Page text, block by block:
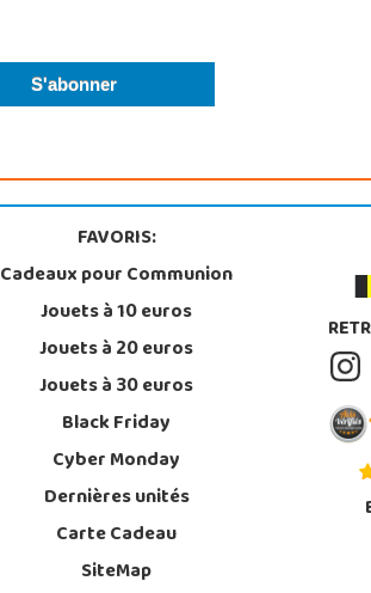
FAVORIS:
Cadeaux pour Communion
Jouets à 10 euros
Jouets à 20 euros
Jouets à 30 euros
Black Friday
Cyber Monday
Dernières unités
Carte Cadeau
SiteMap